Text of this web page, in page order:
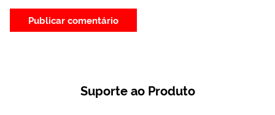
Suporte ao Produto